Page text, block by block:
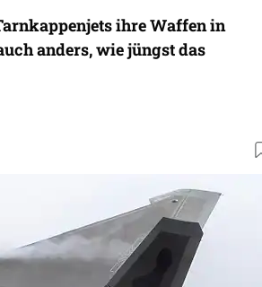
ihre Waffen in
anders, wie jüngst das